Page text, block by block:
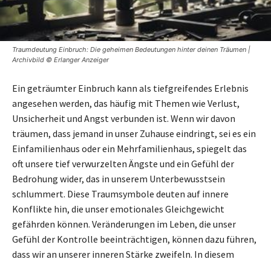
Traumdeutung Einbruch: Die geheimen Bedeutungen hinter deinen Träumen |
Archivbild © Erlanger Anzeiger
Ein geträumter Einbruch kann als tiefgreifendes Erlebnis
angesehen werden, das häufig mit Themen wie Verlust,
Unsicherheit und Angst verbunden ist. Wenn wir davon
träumen, dass jemand in unser Zuhause eindringt, sei es ein
Einfamilienhaus oder ein Mehrfamilienhaus, spiegelt das
oft unsere tief verwurzelten Ängste und ein Gefühl der
Bedrohung wider, das in unserem Unterbewusstsein
schlummert. Diese Traumsymbole deuten auf innere
Konflikte hin, die unser emotionales Gleichgewicht
gefährden können. Veränderungen im Leben, die unser
Gefühl der Kontrolle beeinträchtigen, können dazu führen,
dass wir an unserer inneren Stärke zweifeln. In diesem